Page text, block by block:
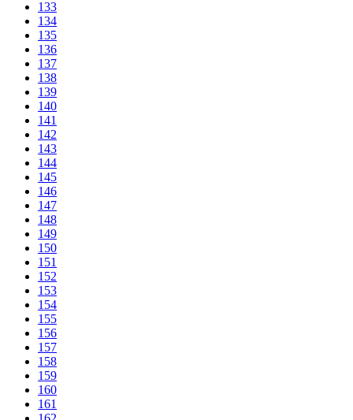
133
134
135
136
137
138
139
140
141
142
143
144
145
146
147
148
149
150
151
152
153
154
155
156
157
158
159
160
161